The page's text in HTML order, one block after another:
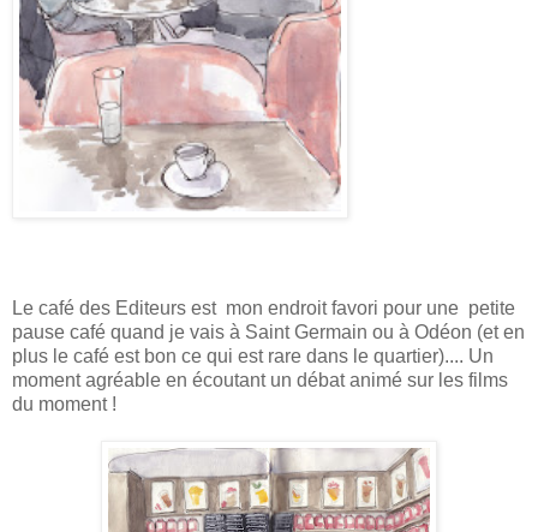
Le café des Editeurs est mon endroit favori pour une petite
pause café quand je vais à Saint Germain ou à Odéon (et en
plus le café est bon ce qui est rare dans le quartier).... Un
moment agréable en écoutant un débat animé sur les films
du moment !